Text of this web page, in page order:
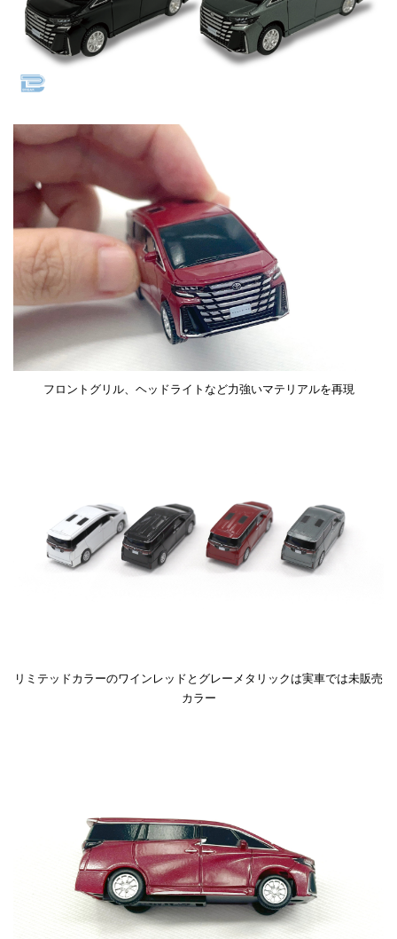
フロントグリル、ヘッドライトなど力強いマテリアルを再現
リミテッドカラーのワインレッドとグレーメタリックは実車では未販売
カラー